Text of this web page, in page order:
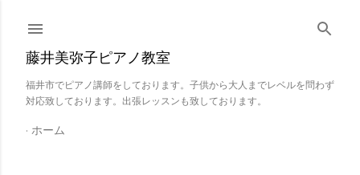
スキップしてメイン コンテンツに移動
藤井美弥子ピアノ教室
福井市でピアノ講師をしております。子供から大人までレベルを問わず
対応致しております。出張レッスンも致しております。
ホーム